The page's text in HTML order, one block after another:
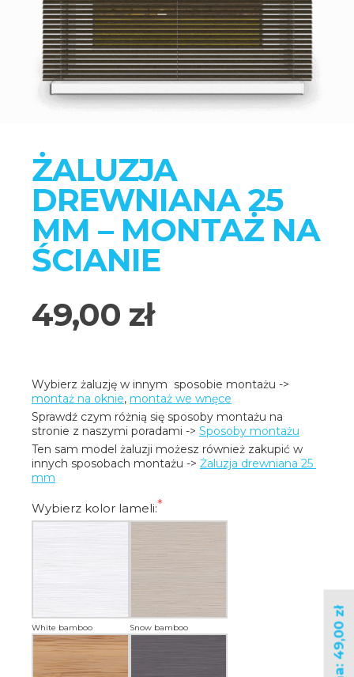
ŻALUZJA
DREWNIANA 25
MM – MONTAŻ NA
ŚCIANIE
49,00 zł
montaż na oknie, montaż we wnęce
Sprawdź czym różnią się sposoby montażu na
stronie z naszymi poradami -> Sposoby montażu
Ten sam model żaluzji możesz również zakupić w
innych sposobach montażu -> Żaluzja drewniana 25
mm
Wybierz kolor lameli:
White bamboo Snow bamboo Cena: 49,00 zł